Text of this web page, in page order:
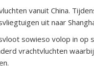
vanuit China.
uit naar
sowieso volop in op
vrachtvluchten